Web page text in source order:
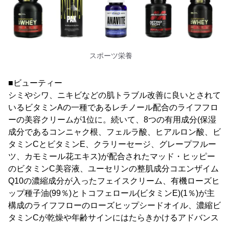
スポーツ栄養
■ビューティー
シミやシワ、ニキビなどの肌トラブル改善に良いとされて
いるビタミンAの一種であるレチノール配合のライフフロ
ーの美容クリームが1位に。続いて、8つの有用成分(保湿
成分であるコンニャク根、フェルラ酸、ヒアルロン酸、ビ
タミンCとビタミンE、クラリーセージ、グレープフルー
ツ、カモミール花エキス)が配合されたマッド・ヒッピー
のビタミンC美容液、ユーセリンの整肌成分コエンザイム
Q10の濃縮成分が入ったフェイスクリーム、有機ローズヒ
ップ種子油(99％)とトコフェロール(ビタミンE)(1％)が主
構成のライフフローのローズヒップシードオイル、濃縮ビ
タミンCが乾燥や年齢サインにはたらきかけるアドバンス